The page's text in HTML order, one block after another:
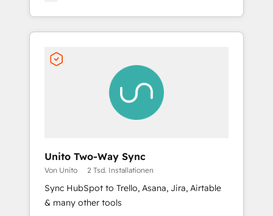
Unito Two-Way Sync
Von Unito 2 Tsd. Installationen
Sync HubSpot to Trello, Asana, Jira, Airtable
& many other tools